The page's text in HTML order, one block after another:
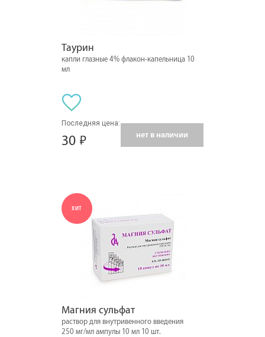
Таурин
капли глазные 4% флакон-капельница 10
мл
Последняя цена:
30 нет в наличии
ХИТ
Магния сульфат
раствор для внутривенного введения
250 мг/мл ампулы 10 мл 10 шт.